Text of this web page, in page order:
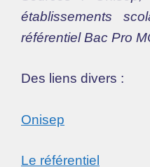
établissements
référentiel Bac Pro
Des liens divers :
Onisep
Le référentiel